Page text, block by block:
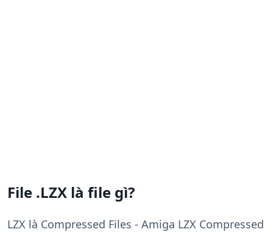
File .LZX là file gì?
LZX là Compressed Files - Amiga LZX Compressed